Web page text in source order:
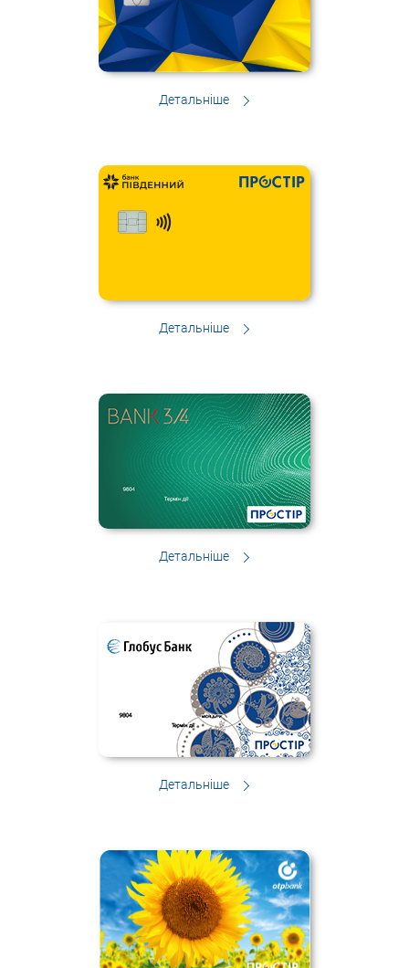
Детальніше
Детальніше
Детальніше
Детальніше